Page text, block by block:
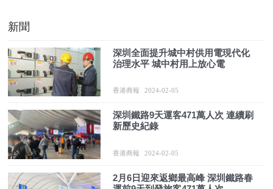
新聞
深圳全面提升城中村供用電現代化
治理水平 城中村用上放心電
香港商報 2024-02-05
深圳鐵路9天運客471萬人次 連續刷
新歷史紀錄
香港商報 2024-02-05
2月6日迎來返鄉最高峰 深圳鐵路春